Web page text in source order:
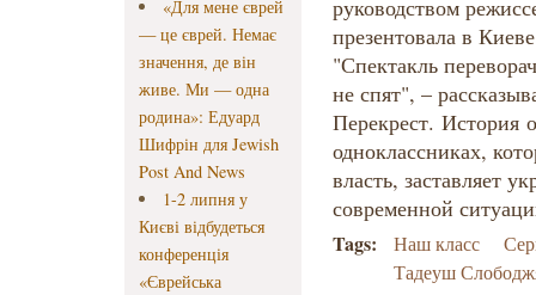
«Для мене єврей
— це єврей. Немає
значення, де він
живе. Ми — одна
родина»: Едуард
Шифрін для Jewish
Post And News
1-2 липня у
Києві відбудеться
конференція
«Єврейська
руководством
презентовала в
"Спектакль
не спят", –
Перекрест. Историяо
одноклассниках,
власть, заставляет
современной
Tags: Наш класс
Тадеуш